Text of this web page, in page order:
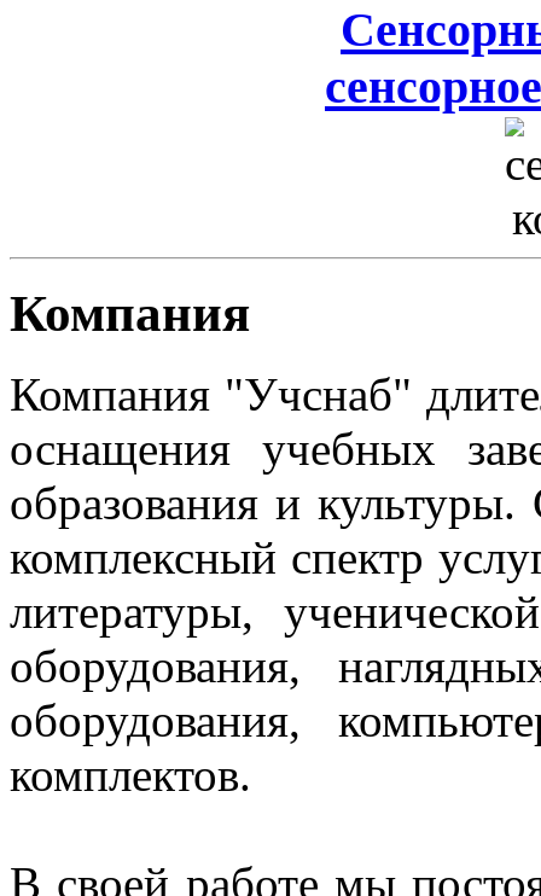
Компания
Компания "Учснаб"
оснащения учебных
образования и
комплексный спектр
литературы,
оборудования,
оборудования,
комплектов.
В своей работе мы